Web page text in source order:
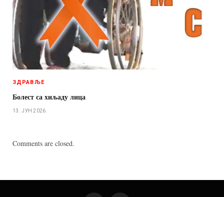
ЗДРАВЉЕ
Болест са хиљаду лица
13. ЈУН 2026.
Comments are closed.